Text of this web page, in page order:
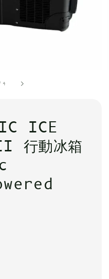
4
ICE
行動冰箱